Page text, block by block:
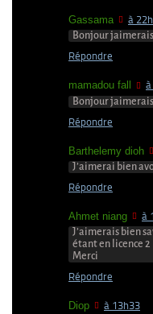
Gassama à
Bonjour
Répondre
mamadou fall à
Bonjour
Répondre
Barthelemy dioh
J’aimerai bien
Répondre
Ahmet niang à
J’aimerais bien
étant en licence 2
Merci
Répondre
Diop à 13h33